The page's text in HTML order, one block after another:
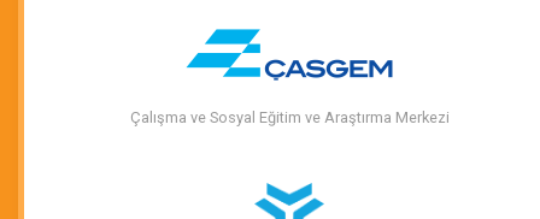
Çalışma ve Sosyal Eğitim ve Araştırma Merkezi